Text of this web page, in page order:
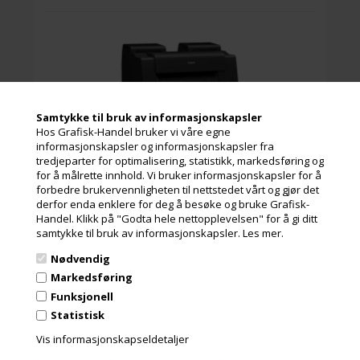
Samtykke til bruk av informasjonskapsler
Hos Grafisk-Handel bruker vi våre egne
informasjonskapsler og informasjonskapsler fra
tredjeparter for optimalisering, statistikk, markedsføring og
for å målrette innhold. Vi bruker informasjonskapsler for å
forbedre brukervennligheten til nettstedet vårt og gjør det
derfor enda enklere for deg å besøke og bruke Grafisk-
Handel. Klikk på "Godta hele nettopplevelsen" for å gi ditt
samtykke til bruk av informasjonskapsler. Les mer.
Nødvendig
Markedsføring
Funksjonell
Statistisk
Vis informasjonskapseldetaljer
Not for sale in your region
Les mer
200.000,00 Kr.